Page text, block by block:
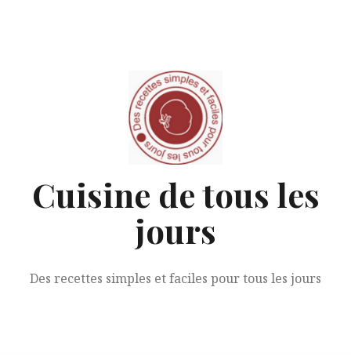
Cuisine de tous les
jours
Des recettes simples et faciles pour tous les jours